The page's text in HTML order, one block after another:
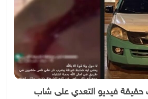
حقيقة فيديو التعدي على شاب